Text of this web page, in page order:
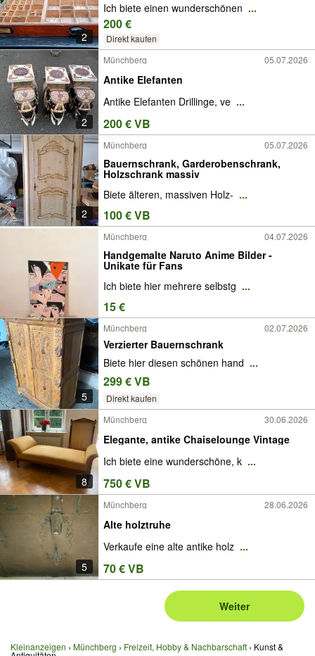
2
Ich biete einen wunderschönen ...
200 €
Direkt kaufen
2
Münchberg 05.07.2026
Antike Elefanten
Antike Elefanten Drillinge, ve ...
200 € VB
2
Münchberg 05.07.2026
Bauernschrank, Garderobenschrank,
Holzschrank massiv
Biete älteren, massiven Holz- ...
100 € VB
Münchberg 04.07.2026
Handgemalte Naruto Anime Bilder -
Unikate für Fans
Ich biete hier mehrere selbstg ...
15 €
5
Münchberg 02.07.2026
Verzierter Bauernschrank
Biete hier diesen schönen hand ...
299 € VB
Direkt kaufen
8
Münchberg 30.06.2026
Elegante, antike Chaiselounge Vintage
Ich biete eine wunderschöne, k ...
750 € VB
5
Münchberg 28.06.2026
Alte holztruhe
Verkaufe eine alte antike holz ...
70 € VB
Weiter
Kleinanzeigen Münchberg Freizeit, Hobby & Nachbarschaft Kunst &